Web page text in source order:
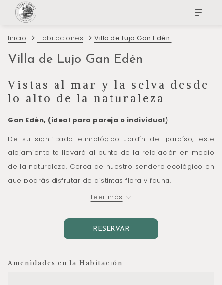
Inicio Habitaciones Villa de Lujo Gan Edén
Villa de Lujo Gan Edén
Vistas al mar y la selva desde
lo alto de la naturaleza
Gan Edén, (ideal para pareja o individual)
De su significado etimológico Jardín del paraíso; este
alojamiento te llevará al punto de la relajación en medio
de la naturaleza. Cerca de nuestro sendero ecológico en
que podrás disfrutar de distintas flora y fauna.
Equipada con una cama King size y un baño privado, es
de los colibríes.
Leer más
RESERVAR
Amenidades en la Habitación